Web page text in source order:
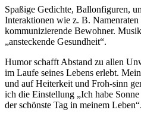
Spaßige Gedichte, Ballonfiguren,
Interaktionen wie z. B. Namenraten
kommunizierende Bewohner.
„ansteckende Gesundheit“.
Humor schafft Abstand zu allen
im Laufe seines Lebens erlebt.
und auf Heiterkeit und Froh-sinn
ich die Einstellung „Ich habe
der schönste Tag in meinem Leben“.